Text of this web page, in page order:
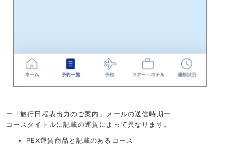
ー「旅行日程表出力のご案内」メールの送信時期ー
コースタイトルに記載の運賃によって異なります。
PEX運賃商品と記載のあるコース